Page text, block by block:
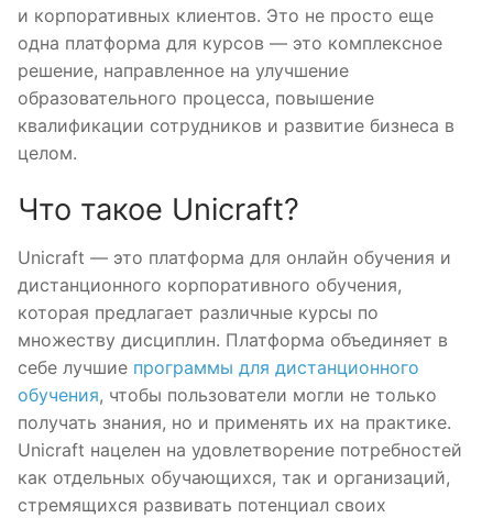
и корпоративных клиентов. Это не просто еще
одна платформа для курсов — это комплексное
решение, направленное на улучшение
образовательного процесса, повышение
квалификации сотрудников и развитие бизнеса в
целом.
Что такое Unicraft?
Unicraft — это платформа для онлайн обучения и
дистанционного корпоративного обучения,
которая предлагает различные курсы по
множеству дисциплин. Платформа объединяет в
себе лучшие программы для дистанционного
обучения, чтобы пользователи могли не только
получать знания, но и применять их на практике.
Unicraft нацелен на удовлетворение потребностей
как отдельных обучающихся, так и организаций,
стремящихся развивать потенциал своих